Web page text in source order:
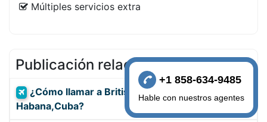
Múltiples servicios extra
Publicación relacionada
¿Cómo llamar a British Airways desde la
Habana,Cuba?
+1 858-634-9485
Hable con nuestros agentes